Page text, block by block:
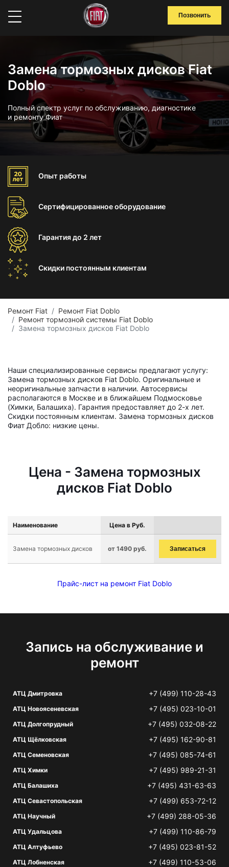
Позвонить
Замена тормозных дисков Fiat
Doblo
Полный спектр услуг по обслуживанию, диагностике
и ремонту Фиат
Опыт работы
Сертифицированноеоборудование
Гарантиядо 2 лет
Скидки постоянным клиентам
Ремонт Fiat
Ремонт Fiat Doblo
Ремонт тормозной системы Fiat Doblo
Замена тормозных дисков Fiat Doblo
Наши специализированные сервисы предлагают услугу:
Замена тормозных дисков Fiat Doblo. Оригинальные и
неоригинальные запчасти в наличии. Автосервисы
располагаются в Москве и в ближайшем Подмосковье
(Химки, Балашиха). Гарантия предоставляет до 2-х лет.
Скидки постоянным клиентам. Замена тормозных дисков
Фиат Добло: низкие цены.
Цена - Замена тормозных
дисков Fiat Doblo
Наименование Цена в Руб.
Замена тормозных дисков от 1490 руб. Записаться
Прайс-лист на ремонт Fiat Doblo
Запись на обслуживание и
ремонт
АТЦ Дмитровка +7 (499) 110-28-43
АТЦ Новоясеневская +7 (495) 023-10-01
АТЦ Долгопрудный +7 (495) 032-08-22
АТЦ Щёлковская +7 (495) 162-90-81
АТЦ Семеновская +7 (495) 085-74-61
АТЦ Химки +7 (495) 989-21-31
АТЦ Балашиха +7 (495) 431-63-63
АТЦ Севастопольская +7 (499) 653-72-12
АТЦ Научный +7 (499) 288-05-36
АТЦ Удальцова +7 (499) 110-86-79
АТЦ Алтуфьево +7 (495) 023-81-52
АТЦ Лобненская +7 (499) 110-53-06